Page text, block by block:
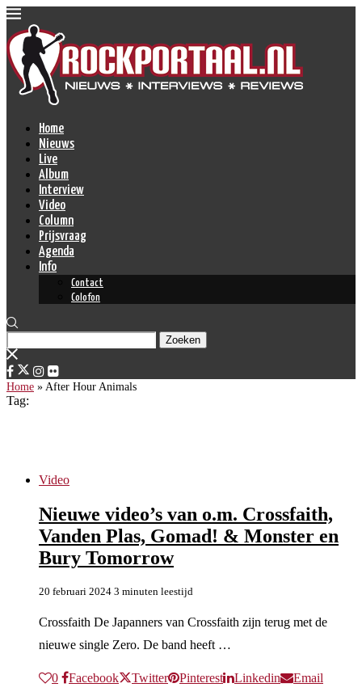
Home
Nieuws
Live
Album
Interview
Video
Column
Prijsvraag
Agenda
Info
Contact
Colofon
Zoeken
Home » After Hour Animals
Tag:
Video
Nieuwe video’s van o.m. Crossfaith,
Vanden Plas, Gomad! & Monster en
Bury Tomorrow
20 februari 2024 3 minuten leestijd
Crossfaith De Japanners van Crossfaith zijn terug met de
nieuwe single Zero. De band heeft …
0 Facebook Twitter Pinterest Linkedin Email